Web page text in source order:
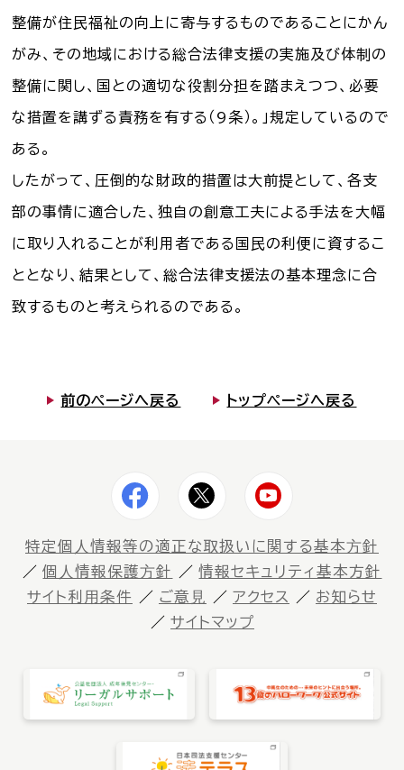
整備が住民福祉の向上に寄与するものであることにかん
がみ、その地域における総合法律支援の実施及び体制の
整備に関し、国との適切な役割分担を踏まえつつ、必要
な措置を講ずる責務を有する（9条）。」規定しているので
ある。
したがって、圧倒的な財政的措置は大前提として、各支
部の事情に適合した、独自の創意工夫による手法を大幅
に取り入れることが利用者である国民の利便に資するこ
ととなり、結果として、総合法律支援法の基本理念に合
致するものと考えられるのである。
前のページへ戻る トップページへ戻る
特定個⼈情報等の適正な取扱いに関する基本⽅針
個⼈情報保護⽅針
情報セキュリティ基本方針
サイト利⽤条件
ご意⾒ アクセス
お知らせ
サイトマップ